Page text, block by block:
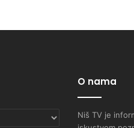
O nama
Niš TV je